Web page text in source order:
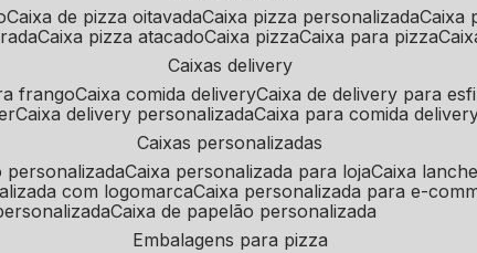
caixa de pizza oitavada caixa pizza personalizada
caixa pizza atacado caixa pizza caixa para pizza
caixas delivery
frango caixa comida delivery caixa de delivery para
caixa delivery personalizada caixa para comida
caixas personalizadas
personalizada caixa personalizada para loja caixa
com logomarca caixa personalizada para e-
caixa de papelão personalizada
embalagens para pizza